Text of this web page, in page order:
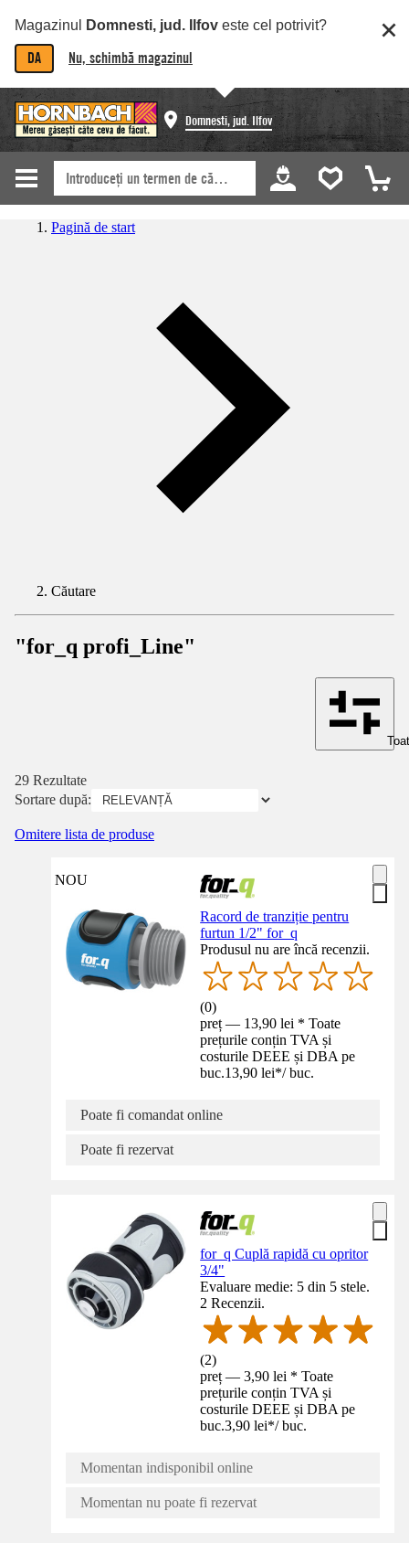
Magazinul Domnesti, jud. Ilfov este cel potrivit?
DA Nu, schimbă magazinul
Domnesti, jud. Ilfov
Pagină de start
Căutare
"for_q profi_Line"
29 Rezultate
Sortare după:
Omitere lista de produse
NOU
Racord de tranziție pentru
furtun 1/2" for_q
Produsul nu are încă recenzii.
(0)
preț — 13,90 lei * Toate
prețurile conțin TVA și
costurile DEEE și DBA pe
buc.13,90 lei*/ buc.
Poate fi comandat online
Poate fi rezervat
for_q Cuplă rapidă cu opritor
3/4"
Evaluare medie: 5 din 5 stele.
2 Recenzii.
(2)
preț — 3,90 lei * Toate
prețurile conțin TVA și
costurile DEEE și DBA pe
buc.3,90 lei*/ buc.
Momentan indisponibil online
Momentan nu poate fi rezervat